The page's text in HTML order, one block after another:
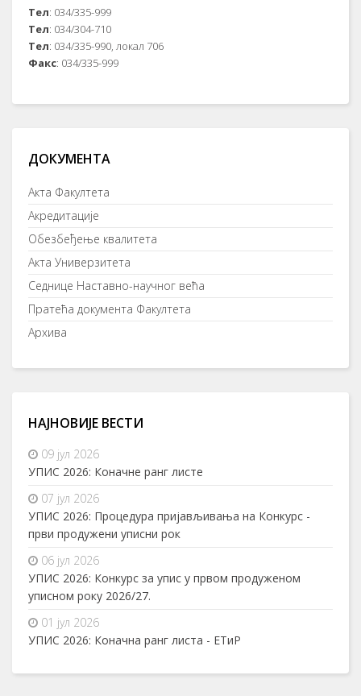
Тел: 034/335-999
Тел: 034/304-710
Тел: 034/335-990, локал 706
Факс: 034/335-999
ДОКУМЕНТА
Акта Факултета
Акредитације
Обезбеђење квалитета
Акта Универзитета
Седнице Наставно-научног већа
Пратећа документа Факултета
Архива
НАЈНОВИЈЕ ВЕСТИ
09 јул 2026
УПИС 2026: Коначне ранг листе
07 јул 2026
УПИС 2026: Процедура пријављивања на Конкурс -
први продужени уписни рок
06 јул 2026
УПИС 2026: Конкурс за упис у првом продуженом
уписном року 2026/27.
01 јул 2026
УПИС 2026: Коначна ранг листа - ЕТиР